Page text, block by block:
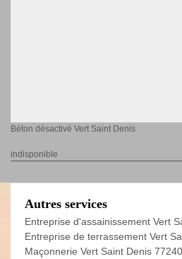
Béton désactivé Vert Saint Denis
indisponible
Autres services
Entreprise d'assainissement Vert
Entreprise de terrassement Vert
Maçonnerie Vert Saint Denis 77240